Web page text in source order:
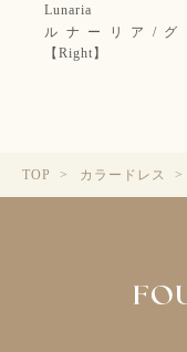
Lunaria
ルナーリア/グ
【Right】
TOP カラードレス